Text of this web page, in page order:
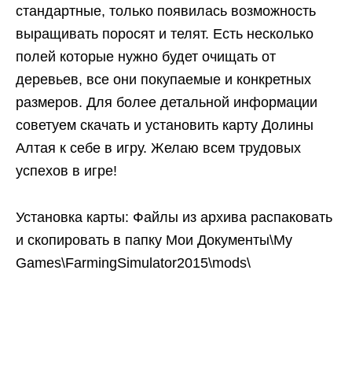
стандартные, только появилась возможность
выращивать поросят и телят. Есть несколько
полей которые нужно будет очищать от
деревьев, все они покупаемые и конкретных
размеров. Для более детальной информации
советуем скачать и установить карту Долины
Алтая к себе в игру. Желаю всем трудовых
успехов в игре!
Установка карты: Файлы из архива распаковать
и скопировать в папку Мои Документы\My
Games\FarmingSimulator2015\mods\